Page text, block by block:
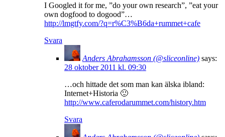
I Googled it for me, ”do your own research”, ”eat your
own dogfood to dogood”…
http://lmgtfy.com/?q=r%C3%B6da+rummet+cafe
Svara
Anders Abrahamsson (@sliceonline) says:
28 oktober 2011 kl. 09:30
…och hittade det som man kan älska ibland:
Internet+Historia 🙂
http://www.caferodarummet.com/history.htm
Svara